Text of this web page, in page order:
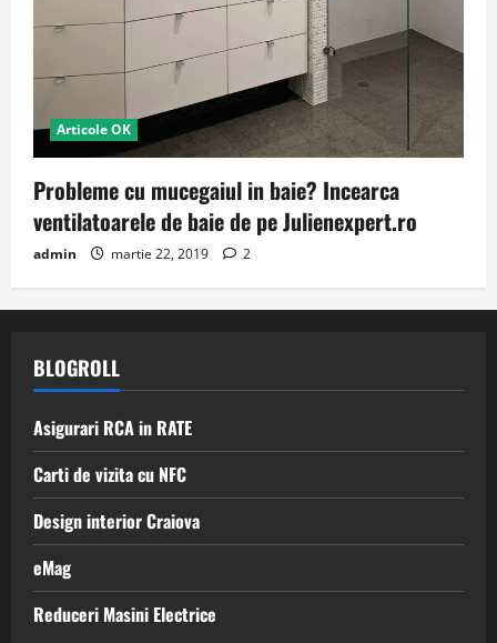
Articole OK
Probleme cu mucegaiul in baie? Incearca
ventilatoarele de baie de pe Julienexpert.ro
admin martie 22, 2019 2
BLOGROLL
Asigurari RCA in RATE
Carti de vizita cu NFC
Design interior Craiova
eMag
Reduceri Masini Electrice